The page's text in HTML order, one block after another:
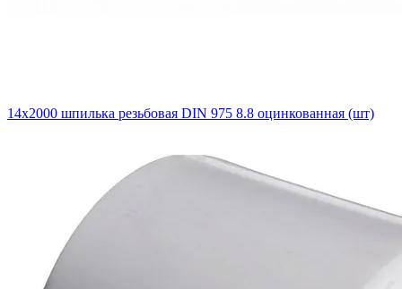
14х2000 шпилька резьбовая DIN 975 8.8 оцинкованная (шт)